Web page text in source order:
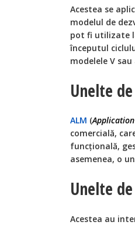
Acestea se
modelul de
pot fi utilizate
începutul
modelele V sau
Unelte
ALM (
comercială,
funcţională,
asemenea, o
Unelte
Acestea au